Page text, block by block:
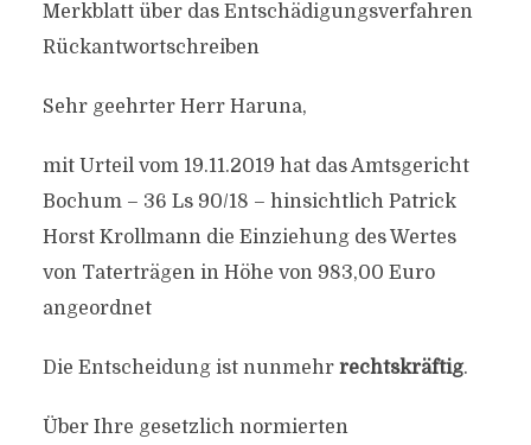
Merkblatt über das Entschädigungsverfahren
Rückantwortschreiben
Sehr geehrter Herr Haruna,
mit Urteil vom 19.11.2019 hat das Amtsgericht
Bochum – 36 Ls 90/18 – hinsichtlich Patrick
Horst Krollmann die Einziehung des Wertes
von Taterträgen in Höhe von 983,00 Euro
angeordnet
Die Entscheidung ist nunmehr rechtskräftig.
Über Ihre gesetzlich normierten